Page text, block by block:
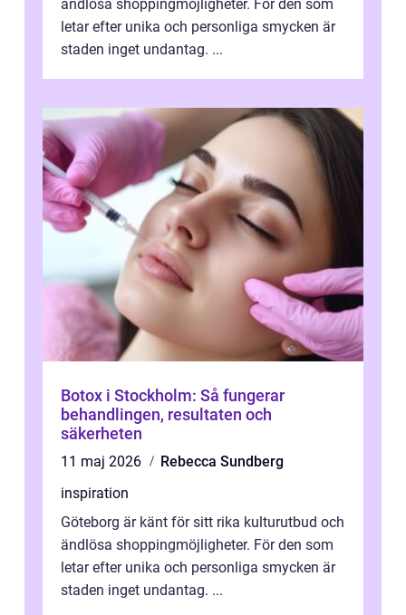
ändlösa shoppingmöjligheter. För den som
letar efter unika och personliga smycken är
staden inget undantag. ...
Botox i Stockholm: Så fungerar
behandlingen, resultaten och
säkerheten
11 maj 2026
Rebecca Sundberg
inspiration
Göteborg är känt för sitt rika kulturutbud och
ändlösa shoppingmöjligheter. För den som
letar efter unika och personliga smycken är
staden inget undantag. ...